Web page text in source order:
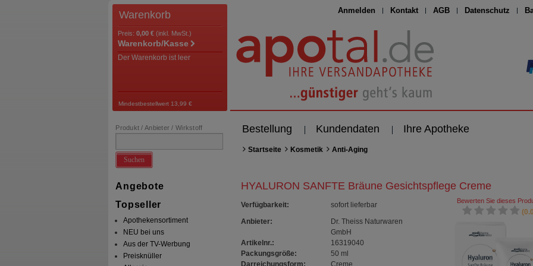
Anmelden Kontakt AGB Datenschutz
Warenkorb
Preis: 0,00 € (inkl. MwSt.)
Warenkorb/Kasse
Der Warenkorb ist leer
Mindestbestellwert 13,99 €
Bestellung Kundendaten Ihre Apotheke
Produkt / Anbieter / Wirkstoff
Suchen
Angebote
Topseller
Apothekensortiment
NEU bei uns
Aus der TV-Werbung
Preisknüller
Startseite Kosmetik Anti-Aging
HYALURON SANFTE Bräune Gesichtspflege Creme
Verfügbarkeit:
sofort lieferbar
Anbieter:
Dr. Theiss Naturwaren
GmbH
Artikelnr.:
16319040
Packungsgröße:
50 ml
Darreichungsform:
Creme
Bewerten Sie dieses